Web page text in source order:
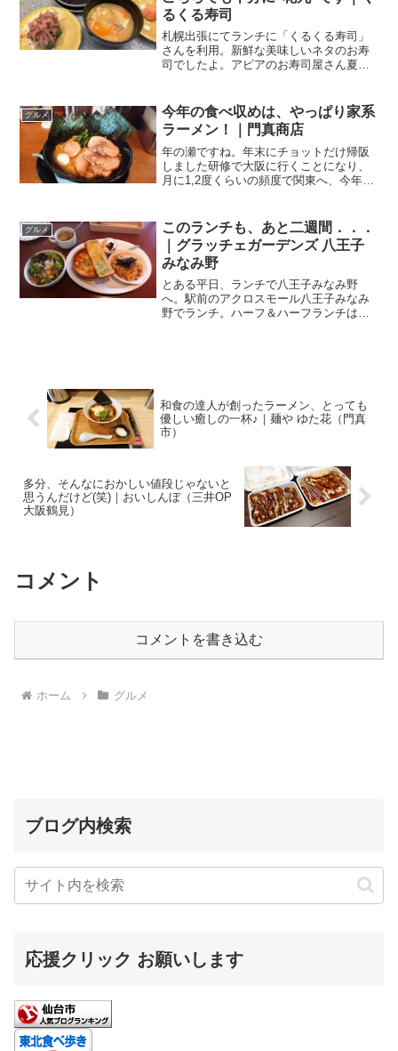
るくる寿司
札幌出張にてランチに「くるくる寿司」
さんを利用。新鮮な美味しいネタのお寿
司でしたよ。アピアのお寿司屋さん夏休
うかしら？ぶっちゃけた話が、私の実家
にも、ダンナ...
グルメ
今年の食べ収めは、やっぱり家系
ラーメン！｜門真商店
年の瀬ですね。年末にチョットだけ帰阪
しました研修で大阪に行くことになり、
月に1,2度くらいの頻度で関東へ、今年の
ることになりまして、今度は逆に、様子
を見に月に1,2度程...
グルメ
このランチも、あと二週間．．．
｜グラッチェガーデンズ 八王子
みなみ野
とある平日、ランチで八王子みなみ野
へ。駅前のアクロスモール八王子みなみ
野でランチ。ハーフ＆ハーフランチはお
和食の達人が創ったラーメン、とっても
優しい癒しの一杯♪｜麺や ゆた花（門真
市）
多分、そんなにおかしい値段じゃないと
思うんだけど(笑)｜おいしんぼ（三井OP
大阪鶴見）
コメント
コメントを書き込む
ホーム グルメ
ブログ内検索
応援クリック お願いします